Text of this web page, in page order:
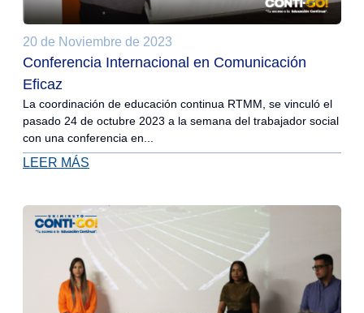
Conferencia Internacional en Comunicación
Eficaz
20 de Noviembre de 2023
La coordinación de educación continua RTMM, se vinculó el
pasado 24 de octubre 2023 a la semana del trabajador social
con una conferencia en...
LEER MÁS